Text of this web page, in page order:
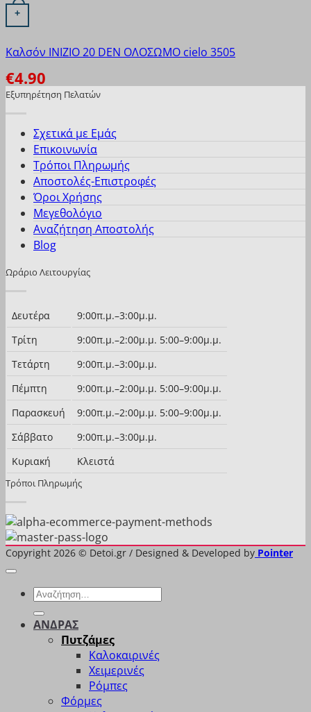
+
Αυτό το προϊόν έχει πολλαπλές παραλλαγές. Οι
Καλσόν INIZIO 20 DEN ΟΛΟΣΩΜΟ cielo 3505
€4.90
Εξυπηρέτηση Πελατών
Σχετικά με Εμάς
Επικοινωνία
Τρόποι Πληρωμής
Αποστολές-Επιστροφές
Όροι Χρήσης
Μεγεθολόγιο
Αναζήτηση Αποστολής
Blog
Ωράριο Λειτουργίας
Δευτέρα
9:00π.μ.–3:00μ.μ.
Τρίτη
9:00π.μ.–2:00μ.μ. 5:00–9:00μ.μ.
Τετάρτη
9:00π.μ.–3:00μ.μ.
Πέμπτη
9:00π.μ.–2:00μ.μ. 5:00–9:00μ.μ.
Παρασκευή
9:00π.μ.–2:00μ.μ. 5:00–9:00μ.μ.
Σάββατο
9:00π.μ.–3:00μ.μ.
Κυριακή
Κλειστά
Τρόποι Πληρωμής
Copyright 2026 © Detoi.gr / Designed & Developed by Pointer
Αναζήτηση
για:
ΑΝΔΡΑΣ
Πυτζάμες
Καλοκαιρινές
Χειμερινές
Ρόμπες
Φόρμες